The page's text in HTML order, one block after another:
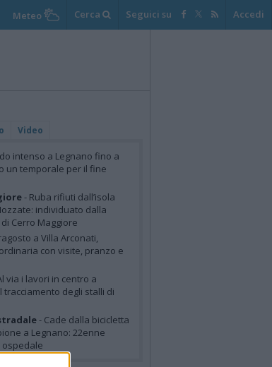
Meteo Cerca Seguici su Accedi
Video
intenso a Legnano fino a
un temporale per il fine
- Ruba rifiuti dall’isola
individuato dalla
Cerro Maggiore
a Villa Arconati,
con visite, pranzo e
via i lavori in centro a
tracciamento degli stalli di
- Cade dalla bicicletta
a Legnano: 22enne